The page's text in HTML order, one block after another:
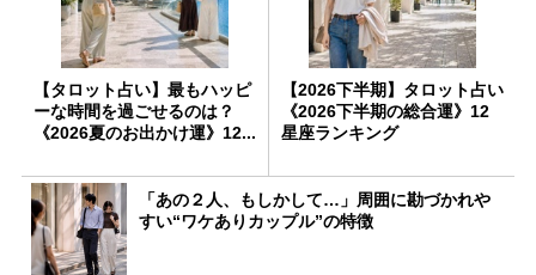
【タロット占い】最もハッピ
ーな時間を過ごせるのは？
《2026夏のお出かけ運》12...
【2026下半期】タロット占い
《2026下半期の総合運》12
星座ランキング
「あの２人、もしかして…」周囲に勘づかれや
すい“ワケありカップル”の特徴